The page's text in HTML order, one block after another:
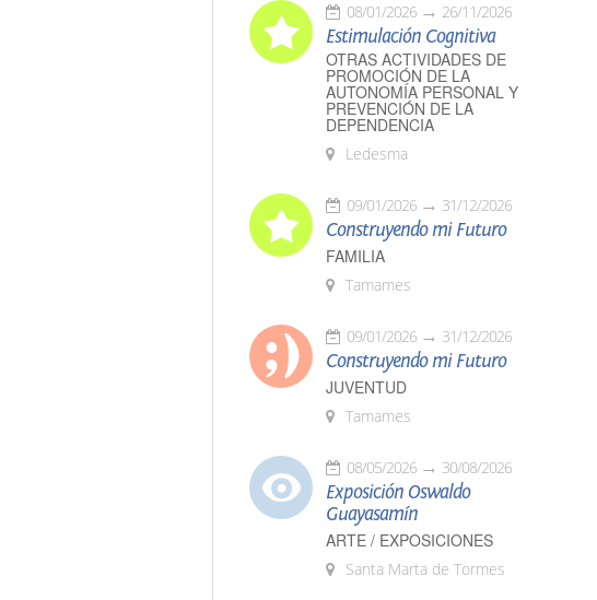
08/01/2026 26/11/2026
Estimulación Cognitiva
OTRAS ACTIVIDADES DE
PROMOCIÓN DE LA
AUTONOMÍA PERSONAL Y
PREVENCIÓN DE LA
DEPENDENCIA
Ledesma
09/01/2026 31/12/2026
Construyendo mi Futuro
FAMILIA
Tamames
09/01/2026 31/12/2026
Construyendo mi Futuro
JUVENTUD
Tamames
08/05/2026 30/08/2026
Exposición Oswaldo
Guayasamín
ARTE / EXPOSICIONES
Santa Marta de Tormes